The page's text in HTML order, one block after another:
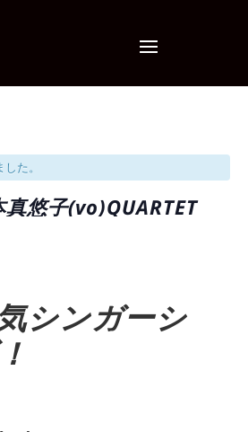
た。
悠子(vo)QUARTET
シンガーシ